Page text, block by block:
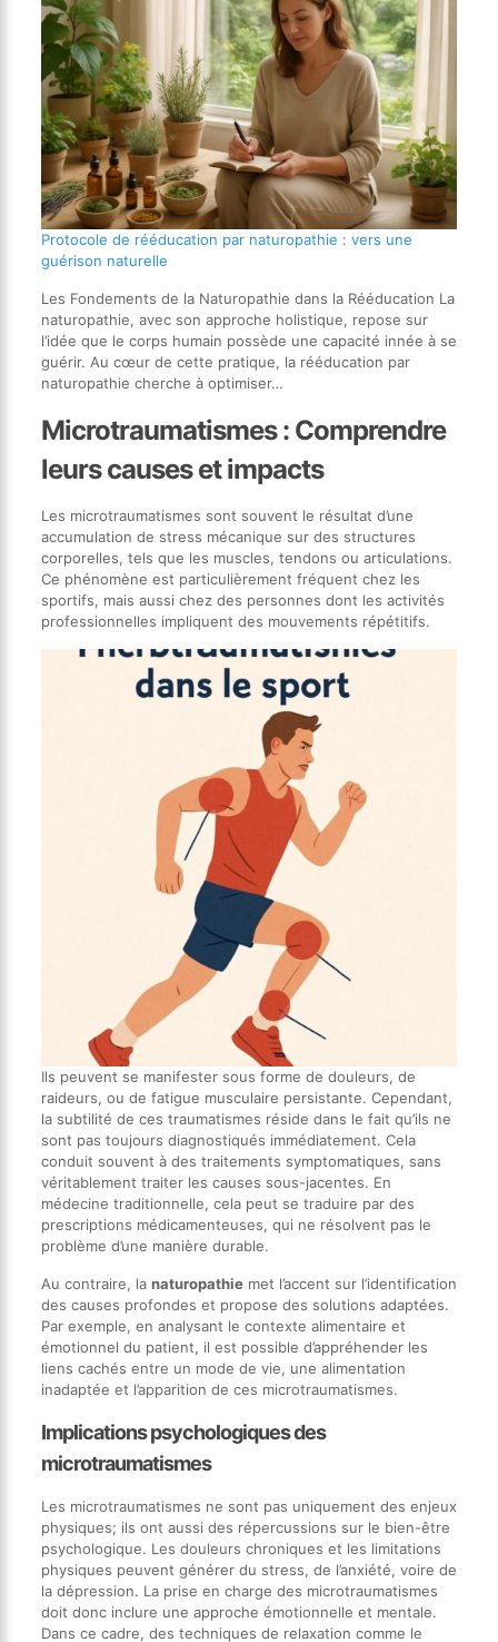
Protocole de rééducation par naturopathie : vers une
guérison naturelle
Les Fondements de la Naturopathie dans la Rééducation La
naturopathie, avec son approche holistique, repose sur
l’idée que le corps humain possède une capacité innée à se
guérir. Au cœur de cette pratique, la rééducation par
naturopathie cherche à optimiser…
Microtraumatismes : Comprendre
leurs causes et impacts
Les microtraumatismes sont souvent le résultat d’une
accumulation de stress mécanique sur des structures
corporelles, tels que les muscles, tendons ou articulations.
Ce phénomène est particulièrement fréquent chez les
sportifs, mais aussi chez des personnes dont les activités
professionnelles impliquent des mouvements répétitifs.
Ils peuvent se manifester sous forme de douleurs, de
raideurs, ou de fatigue musculaire persistante. Cependant,
la subtilité de ces traumatismes réside dans le fait qu’ils ne
sont pas toujours diagnostiqués immédiatement. Cela
conduit souvent à des traitements symptomatiques, sans
véritablement traiter les causes sous-jacentes. En
médecine traditionnelle, cela peut se traduire par des
prescriptions médicamenteuses, qui ne résolvent pas le
problème d’une manière durable.
Au contraire, la naturopathiemet l’accent sur l’identification
des causes profondes et propose des solutions adaptées.
Par exemple, en analysant le contexte alimentaire et
émotionnel du patient, il est possible d’appréhender les
liens cachés entre un mode de vie, une alimentation
inadaptée et l’apparition de ces microtraumatismes.
Implications psychologiques des
microtraumatismes
Les microtraumatismes ne sont pas uniquement des enjeux
physiques; ils ont aussi des répercussions sur le bien-être
psychologique. Les douleurs chroniques et les limitations
physiques peuvent générer du stress, de l’anxiété, voire de
la dépression. La prise en charge des microtraumatismes
doit donc inclure une approche émotionnelle et mentale.
Dans ce cadre, des techniques de relaxation comme le